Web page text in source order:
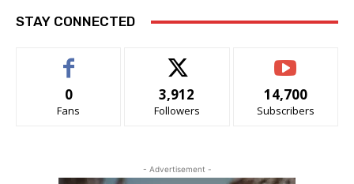
STAY CONNECTED
0
Fans
3,912
Followers
14,700
Subscribers
- Advertisement -